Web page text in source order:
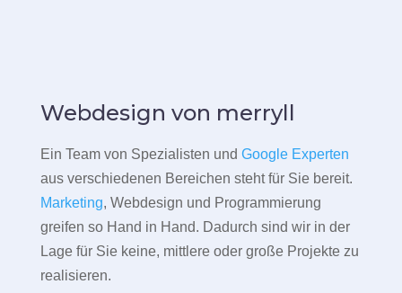
Webdesign von merryll
Ein Team von Spezialisten und Google Experten
aus verschiedenen Bereichen steht für Sie bereit.
Marketing, Webdesign und Programmierung
greifen so Hand in Hand. Dadurch sind wir in der
Lage für Sie keine, mittlere oder große Projekte zu
realisieren.